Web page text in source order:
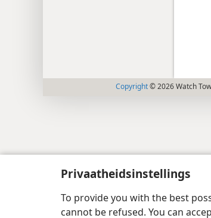
Privaatheidsinstellings
To provide you with the best
cannot be refused. You can
Copyright© 2026 Watch